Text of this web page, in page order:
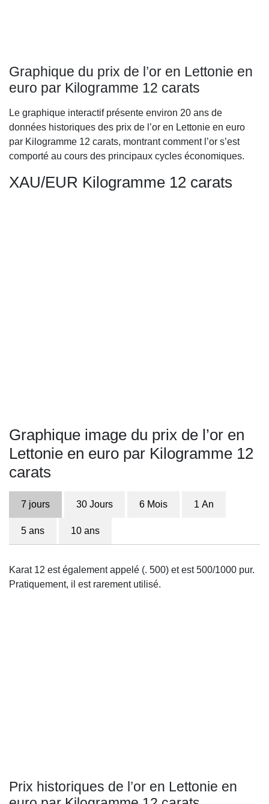
Graphique du prix de l’or en Lettonie en
euro par Kilogramme 12 carats
Le graphique interactif présente environ 20 ans de
données historiques des prix de l’or en Lettonie en euro
par Kilogramme 12 carats, montrant comment l’or s’est
comporté au cours des principaux cycles économiques.
XAU/EUR Kilogramme 12 carats
Graphique image du prix de l’or en
Lettonie en euro par Kilogramme 12
carats
7 jours 30 Jours 6 Mois 1 An
5 ans 10 ans
Karat 12 est également appelé (. 500) et est 500/1000 pur.
Pratiquement, il est rarement utilisé.
Prix historiques de l’or en Lettonie en